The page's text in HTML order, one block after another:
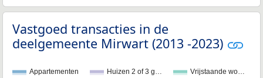
Vastgoed transacties in de
deelgemeente Mirwart (2013 -2023)
Appartementen Huizen 2 of 3 g… Vrijstaande wo…